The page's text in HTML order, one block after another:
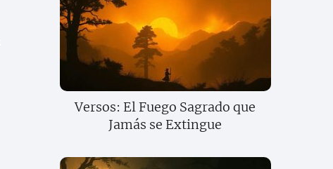
Versos: El Fuego Sagrado que
Jamás se Extingue